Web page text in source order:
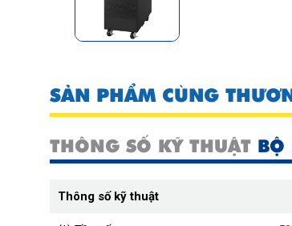
SẢN PHẨM CÙNG
THÔNG SỐ KỸ THUẬT BỘ
Thông số kỹ thuật